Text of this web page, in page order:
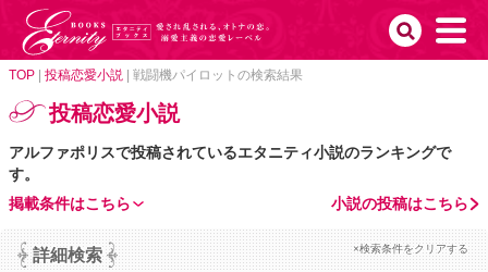
TOP 投稿恋愛小説 戦闘機パイロットの検索結果
投稿恋愛小説
アルファポリスで投稿されているエタニティ小説のランキングで
す。
小説の投稿はこちら
掲載条件はこちら
詳細検索 ×検索条件をクリアする